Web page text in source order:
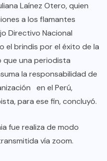
Laínez Otero, quien
a los flamantes
Directivo Nacional
el brindis por el éxito de la
una periodista
la responsabilidad de
en el Perú,
para ese fin, concluyó.
fue realiza de modo
vía zoom.